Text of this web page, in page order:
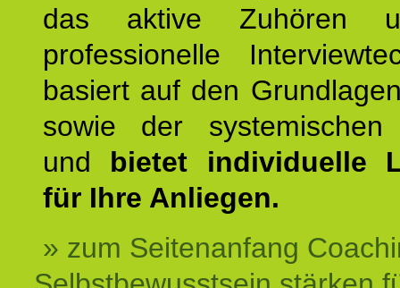
das aktive Zuhören
professionelle
basiert auf den
sowie der systemischen
und bietet individuelle
für Ihre Anliegen.
» zum Seitenanfang